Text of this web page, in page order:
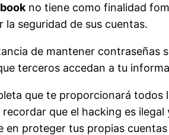
no tiene como finalidad
seguridad de sus cuentas.
de mantener
terceros accedan a tu
que te proporcionará
que el hacking es
proteger tus propias